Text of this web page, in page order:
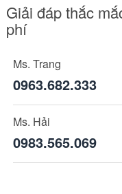
Giải đáp thắc
phí
Ms. Trang
0963.682.333
Ms. Hải
0983.565.069